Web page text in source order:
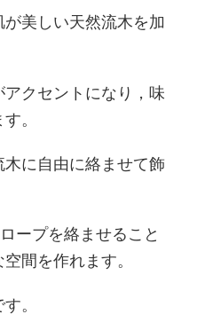
美しい天然流木を加
クセントになり，味
。
に自由に絡ませて飾
ープを絡ませること
間を作れます。
。